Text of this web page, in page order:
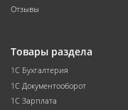
Отзывы
Товары раздела
1С Бухгалтерия
1С Документооборот
1С Зарплата